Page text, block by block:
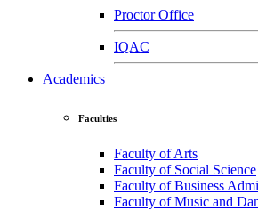
Proctor Office
IQAC
Academics
Faculties
Faculty of Arts
Faculty of Social Science
Faculty of Business
Faculty of Music and